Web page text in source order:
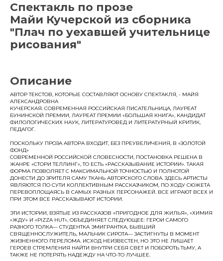
Спектакль по прозе
Майи Кучерской из сборника
"Плач по уехавшей учительнице
рисования"
Описание
АВТОР ТЕКСТОВ, КОТОРЫЕ СОСТАВЛЯЮТ ОСНОВУ СПЕКТАКЛЯ, - МАЙЯ
АЛЕКСАНДРОВНА
КУЧЕРСКАЯ. СОВРЕМЕННАЯ РОССИЙСКАЯ ПИСАТЕЛЬНИЦА, ЛАУРЕАТ
БУНИНСКОЙ ПРЕМИИ, ЛАУРЕАТ ПРЕМИИ «БОЛЬШАЯ КНИГА», КАНДИДАТ
ФИЛОЛОГИЧЕСКИХ НАУК, ЛИТЕРАТУРОВЕД И ЛИТЕРАТУРНЫЙ КРИТИК,
ПЕДАГОГ.
ПОСКОЛЬКУ ПРОЗА АВТОРА ВХОДИТ, БЕЗ ПРЕУВЕЛИЧЕНИЯ, В «ЗОЛОТОЙ
ФОНД»
СОВРЕМЕННОЙ РОССИЙСКОЙ СЛОВЕСНОСТИ, ПОСТАНОВКА РЕШЕНА В
ЖАНРЕ «СТОРИ ТЕЛЛИНГ», ТО ЕСТЬ «РАССКАЗЫВАНИЕ ИСТОРИИ». ТАКАЯ
ФОРМА ПОЗВОЛЯЕТ С МАКСИМАЛЬНОЙ ТОЧНОСТЬЮ И ПОЛНОТОЙ
ДОНЕСТИ ДО ЗРИТЕЛЯ САМУ ТКАНЬ АВТОРСКОГО СЛОВА. ЗДЕСЬ АРТИСТЫ
ЯВЛЯЮТСЯ ПО СУТИ КОЛЛЕКТИВНЫМ РАССКАЗЧИКОМ, ПО ХОДУ СЮЖЕТА
ПЕРЕВОПЛОЩАЯСЬ В САМЫХ РАЗНЫХ ПЕРСОНАЖЕЙ. ВСЕ ИГРАЮТ ВСЕХ И
ПРИ ЭТОМ ВСЕ РАССКАЗЫВАЮТ ИСТОРИИ.
ЭТИ ИСТОРИИ, ВЗЯТЫЕ ИЗ РАССКАЗОВ «ПРИГОДНОЕ ДЛЯ ЖИЛЬЯ», «ХИМИЯ
«ЖДУ» И «PIZZA HUT», ОБЪЕДИНЯЕТ СЛЕДУЮЩЕЕ: ГЕРОИ САМОГО
РАЗНОГО ТОЛКА— СТУДЕНТКА ЭМИГРАНТКА, БЫВШИЙ
СВЯЩЕННОСЛУЖИТЕЛЬ, МАЛЬЧИК СИРОТА— ЗАСТИГНУТЫ В МОМЕНТ
ЖИЗНЕННОГО ПЕРЕЛОМА. ИСХОД НЕИЗВЕСТЕН, НО ЭТО НЕ ЛИШАЕТ
ГЕРОЕВ СТРЕМЛЕНИЯ НАЙТИ ВНУТРИ СЕБЯ СВЕТ И ПОБОРОТЬ ТЬМУ, А
ТАКЖЕ НЕ ПОТЕРЯТЬ НАДЕЖДУ НА ЧТО-ТО ЛУЧШЕЕ.